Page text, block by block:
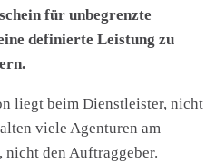
für unbegrenzte
definierte Leistung zu
liegt beim Dienstleister, nicht
viele Agenturen am
nicht den Auftraggeber.